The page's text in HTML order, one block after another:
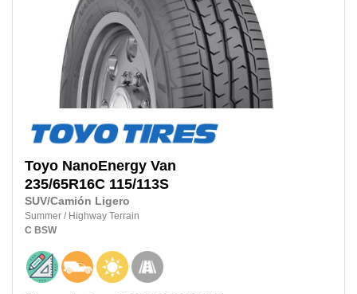
Toyo NanoEnergy Van
235/65R16C 115/113S
SUV/Camión Ligero
Summer / Highway Terrain
C BSW